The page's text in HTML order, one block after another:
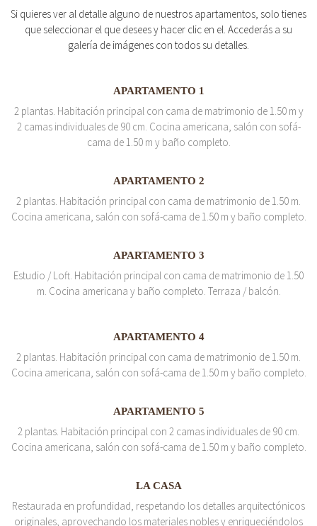
Si quieres ver al detalle alguno de nuestros apartamentos, solo tienes
que seleccionar el que desees y hacer clic en el. Accederás a su
galería de imágenes con todos su detalles.
APARTAMENTO 1
2 plantas. Habitación principal con cama de matrimonio de 1.50 m y
2 camas individuales de 90 cm. Cocina americana, salón con sofá-
cama de 1.50 m y baño completo.
APARTAMENTO 2
2 plantas. Habitación principal con cama de matrimonio de 1.50 m.
Cocina americana, salón con sofá-cama de 1.50 m y baño completo.
APARTAMENTO 3
Estudio / Loft. Habitación principal con cama de matrimonio de 1.50
m. Cocina americana y baño completo. Terraza / balcón.
APARTAMENTO 4
2 plantas. Habitación principal con cama de matrimonio de 1.50 m.
Cocina americana, salón con sofá-cama de 1.50 m y baño completo.
APARTAMENTO 5
2 plantas. Habitación principal con 2 camas individuales de 90 cm.
Cocina americana, salón con sofá-cama de 1.50 m y baño completo.
LA CASA
Restaurada en profundidad, respetando los detalles arquitectónicos
originales, aprovechando los materiales nobles y enriqueciéndolos